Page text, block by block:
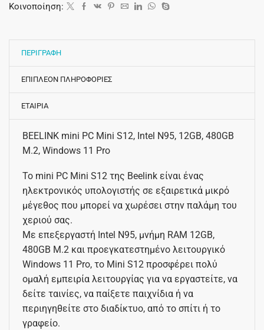
Κοινοποίηση:
ΠΕΡΙΓΡΑΦΗ
ΕΠΙΠΛΕΟΝ ΠΛΗΡΟΦΟΡΙΕΣ
ΕΤΑΙΡΙΑ
BEELINK mini PC Mini S12, Intel N95, 12GB, 480GB
M.2, Windows 11 Pro
Το mini PC Mini S12 της Beelink είναι ένας
ηλεκτρονικός υπολογιστής σε εξαιρετικά μικρό
μέγεθος που μπορεί να χωρέσει στην παλάμη του
χεριού σας.
Με επεξεργαστή Intel N95, μνήμη RAM 12GB,
480GB M.2 και προεγκατεστημένο λειτουργικό
Windows 11 Pro, το Mini S12 προσφέρει πολύ
ομαλή εμπειρία λειτουργίας για να εργαστείτε, να
δείτε ταινίες, να παίξετε παιχνίδια ή να
περιηγηθείτε στο διαδίκτυο, από το σπίτι ή το
γραφείο.